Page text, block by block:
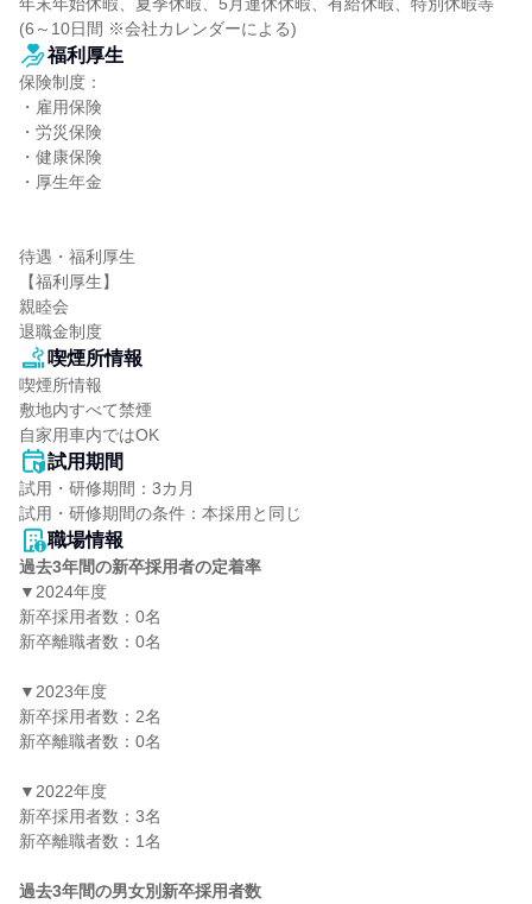
(6～10日間 ※会社カレンダーによる)
福利厚生
保険制度：
・雇用保険
・労災保険
・健康保険
・厚生年金
待遇・福利厚生
【福利厚生】
親睦会
退職金制度
喫煙所情報
喫煙所情報
敷地内すべて禁煙
自家用車内ではOK
試用期間
試用・研修期間：3カ月
職場情報
過去3年間の新卒採用者の定着率
▼2024年度
新卒採用者数：0名
新卒離職者数：0名
▼2023年度
新卒採用者数：2名
新卒離職者数：0名
▼2022年度
新卒採用者数：3名
新卒離職者数：1名
過去3年間の男女別新卒採用者数